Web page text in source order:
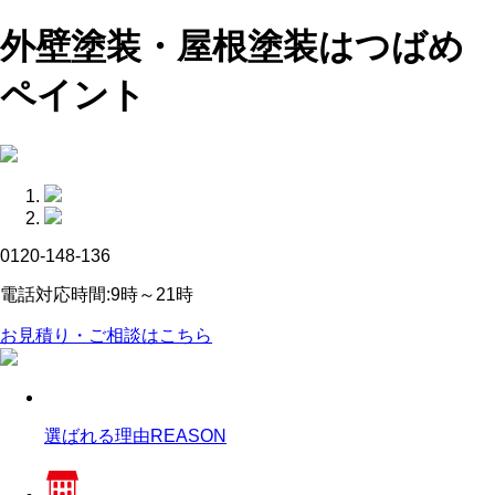
外壁塗装・屋根塗装はつばめ
ペイント
0120-148-136
電話対応時間:9時～21時
お見積り・ご相談はこちら
選ばれる理由REASON